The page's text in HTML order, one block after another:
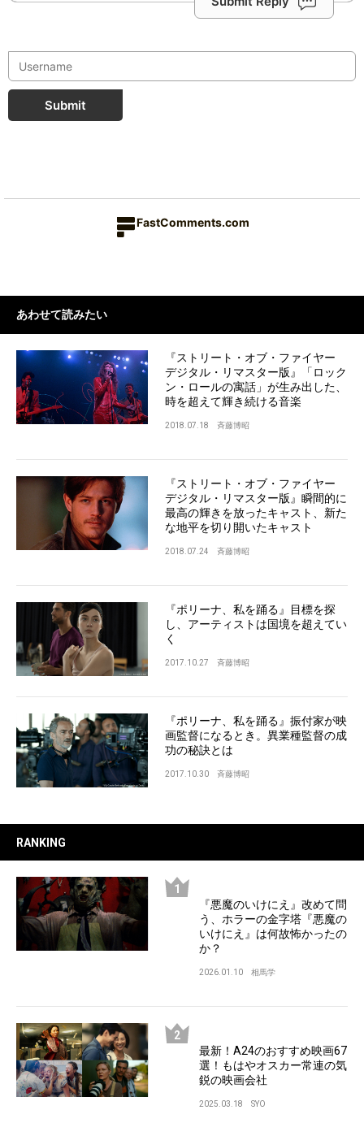
Submit
FastComments.com
あわせて読みたい
『ストリート・オブ・ファイヤー
デジタル・リマスター版』「ロック
ン・ロールの寓話」が生み出した、
時を超えて輝き続ける音楽
2018.07.18 斉藤博昭
『ストリート・オブ・ファイヤー
デジタル・リマスター版』瞬間的に
最高の輝きを放ったキャスト、新た
な地平を切り開いたキャスト
2018.07.24 斉藤博昭
『ポリーナ、私を踊る』目標を探
し、アーティストは国境を超えてい
く
2017.10.27 斉藤博昭
『ポリーナ、私を踊る』振付家が映
画監督になるとき。異業種監督の成
功の秘訣とは
2017.10.30 斉藤博昭
RANKING
『悪魔のいけにえ』改めて問
う、ホラーの金字塔『悪魔の
いけにえ』は何故怖かったの
か？
2026.01.10 相馬学
最新！A24のおすすめ映画67
選！もはやオスカー常連の気
鋭の映画会社
2025.03.18 SYO